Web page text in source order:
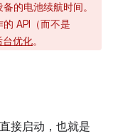
的电池续航时间。
API（而不是
台优化。
接启动，也就是